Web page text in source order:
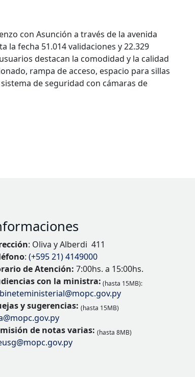
con Asunción a través de la avenida
la fecha 51.014 validaciones y 22.329
destacan la comodidad y la calidad
rampa de acceso, espacio para sillas
de seguridad con cámaras de
: Oliva y Alberdi 411
: (+595 21) 4149000
de Atención: 7:00hs. a 15:00hs.
con la ministra: (hasta 15MB):
y sugerencias: (hasta 15MB)
de notas varias: (hasta 8MB)